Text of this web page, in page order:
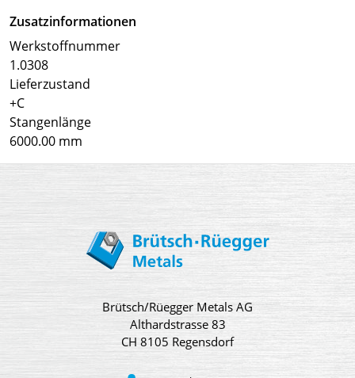
Zusatzinformationen
Werkstoffnummer
1.0308
Lieferzustand
+C
Stangenlänge
6000.00 mm
Brütsch/Rüegger Metals AG
Althardstrasse 83
CH 8105 Regensdorf